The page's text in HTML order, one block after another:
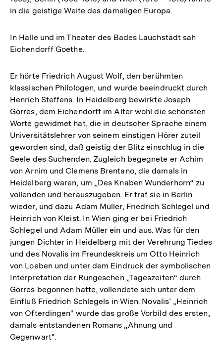
in die geistige Weite des damaligen Europa.
In Halle und im Theater des Bades Lauchstädt sah
Eichendorff Goethe.
Er hörte Friedrich August Wolf, den berühmten
klassischen Philologen, und wurde beeindruckt durch
Henrich Steffens. In Heidelberg bewirkte Joseph
Görres, dem Eichendorff im Alter wohl die schönsten
Worte gewidmet hat, die in deutscher Sprache einem
Universitätslehrer von seinem einstigen Hörer zuteil
geworden sind, daß geistig der Blitz einschlug in die
Seele des Suchenden. Zugleich begegnete er Achim
von Arnim und Clemens Brentano, die damals in
Heidelberg waren, um „Des Knaben Wunderhorn“ zu
vollenden und herauszugeben. Er traf sie in Berlin
wieder, und dazu Adam Müller, Friedrich Schlegel und
Heinrich von Kleist. In Wien ging er bei Friedrich
Schlegel und Adam Müller ein und aus. Was für den
jungen Dichter in Heidelberg mit der Verehrung Tiedes
und des Novalis im Freundeskreis um Otto Heinrich
von Loeben und unter dem Eindruck der symbolischen
Interpretation der Rungeschen „Tageszeiten“ durch
Görres begonnen hatte, vollendete sich unter dem
Einfluß Friedrich Schlegels in Wien. Novalis’ „Heinrich
von Ofterdingen" wurde das große Vorbild des ersten,
damals entstandenen Romans „Ahnung und
Gegenwart".